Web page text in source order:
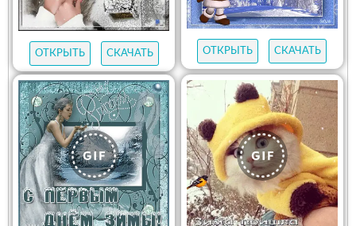
ОТКРЫТЬ СКАЧАТЬ ОТКРЫТЬ СКАЧАТЬ